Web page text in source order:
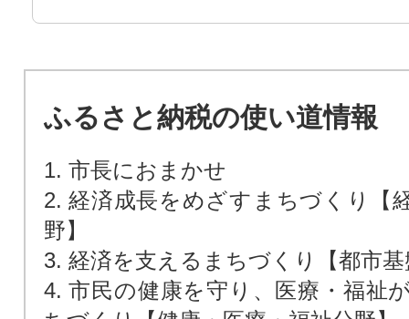
ふるさと納税の使い道情報
1. 市長におまかせ
2. 経済成長をめざすまちづくり【
野】
3. 経済を支えるまちづくり【都市
4. 市民の健康を守り、医療・福祉